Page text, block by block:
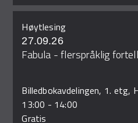
Høytlesing
27.09.26
Fabula - flerspråklig
Billedbokavdelingen, 1. etg,
13:00 - 14:00
Gratis